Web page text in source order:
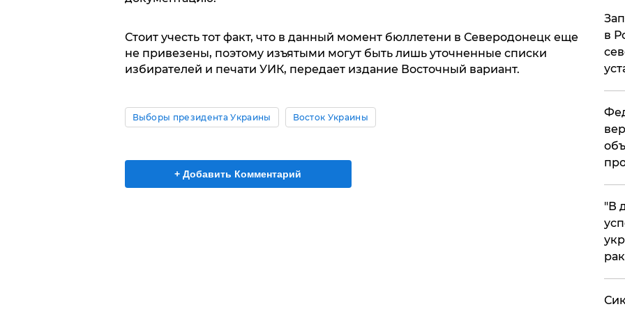
Стоит учесть тот факт, что в данный момент бюллетени в Северодонецк еще
не привезены, поэтому изъятыми могут быть лишь уточненные списки
избирателей и печати УИК, передает издание Восточный вариант.
Выборы президента Украины Восток Украины
+ Добавить Комментарий
в
​"В